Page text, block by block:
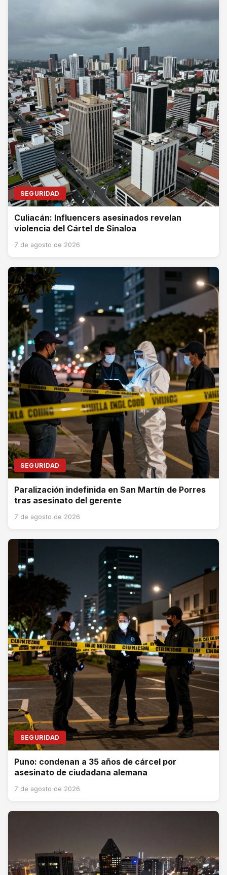
SEGURIDAD
Culiacán: Influencers asesinados revelan
violencia del Cártel de Sinaloa
7 de agosto de 2026
SEGURIDAD
Paralización indefinida en San Martín de Porres
tras asesinato del gerente
7 de agosto de 2026
SEGURIDAD
Puno: condenan a 35 años de cárcel por
asesinato de ciudadana alemana
7 de agosto de 2026